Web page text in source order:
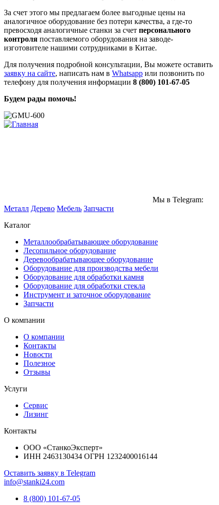
За счет этого мы предлагаем более выгодные цены на
аналогичное оборудование без потери качества, а где-то
превосходя аналогичные станки за счет персонального
контроля поставляемого оборудования на заводе-
изготовителе нашими сотрудниками в Китае.
Для получения подробной консультации, Вы можете оставить
заявку на сайте, написать нам в Whatsapp или позвонить по
телефону для получения информации 8 (800) 101-67-05
Будем рады помочь!
Мы в Telegram:
Металл Дерево Мебель Запчасти
Каталог
Металлообрабатывающее оборудование
Лесопильное оборудование
Деревообрабатывающее оборудование
Оборудование для производства мебели
Оборудование для обработки камня
Оборудование для обработки стекла
Инструмент и заточное оборудование
Запчасти
О компании
О компании
Контакты
Новости
Полезное
Отзывы
Услуги
Сервис
Лизинг
Контакты
ООО «СтанкоЭксперт»
ИНН 2463130434 ОГРН 1232400016144
Оставить заявку в Telegram
info@stanki24.com
8 (800) 101-67-05